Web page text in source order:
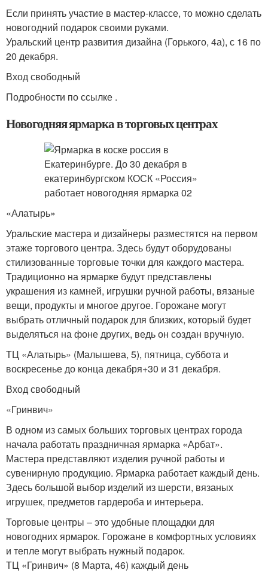
Если принять участие в мастер-классе, то можно сделать
новогодний подарок своими руками.
Уральский центр развития дизайна (Горького, 4а), с 16 по
20 декабря.
Вход свободный
Подробности по ссылке .
Новогодняя ярмарка в торговых центрах
«Алатырь»
Уральские мастера и дизайнеры разместятся на первом
этаже торгового центра. Здесь будут оборудованы
стилизованные торговые точки для каждого мастера.
Традиционно на ярмарке будут представлены
украшения из камней, игрушки ручной работы, вязаные
вещи, продукты и многое другое. Горожане могут
выбрать отличный подарок для близких, который будет
выделяться на фоне других, ведь он создан вручную.
ТЦ «Алатырь» (Малышева, 5), пятница, суббота и
воскресенье до конца декабря+30 и 31 декабря.
Вход свободный
«Гринвич»
В одном из самых больших торговых центрах города
начала работать праздничная ярмарка «Арбат».
Мастера представляют изделия ручной работы и
сувенирную продукцию. Ярмарка работает каждый день.
Здесь большой выбор изделий из шерсти, вязаных
игрушек, предметов гардероба и интерьера.
Торговые центры – это удобные площадки для
новогодних ярмарок. Горожане в комфортных условиях
и тепле могут выбрать нужный подарок.
ТЦ «Гринвич» (8 Марта, 46) каждый день